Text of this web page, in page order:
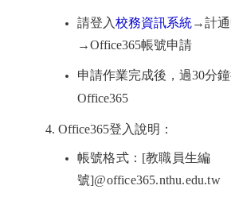
請登入校務資訊系統→計通
→Office365帳號申請
申請作業完成後，過30分
Office365
4. Office365登入說明：
帳號格式：[教職員生編
號]@office365.nthu.edu.tw